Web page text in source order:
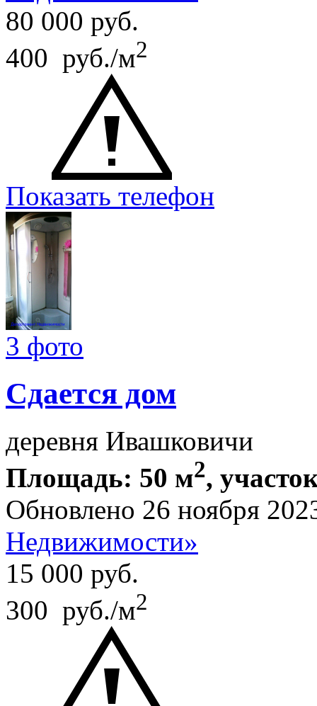
80 000 руб.
400 руб./м2
Показать телефон
3 фото
Сдается дом
деревня Ивашковичи
Площадь: 50 м2,
Обновлено 26 ноября
Недвижимости»
15 000 руб.
300 руб./м2